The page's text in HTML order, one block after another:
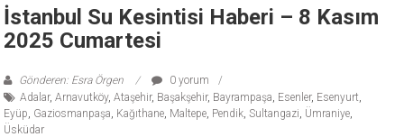
İstanbul Su Kesintisi Haberi – 8 Kasım
2025 Cumartesi
Gönderen: Esra Örgen
0 yorum
Adalar,Arnavutköy,Ataşehir, Başakşehir, Bayrampaşa, Esenler, Esenyurt,
Eyüp, Gaziosmanpaşa, Kağıthane, Maltepe, Pendik,Sultangazi, Ümraniye,
Üsküdar